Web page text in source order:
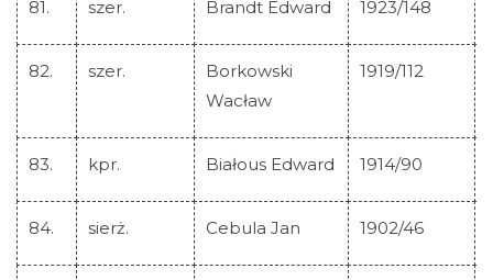
81. szer. Brandt Edward 1923/148
82. szer.
Borkowski
Wacław
1919/112
83. kpr. Białous Edward 1914/90
84. sierż. Cebula Jan 1902/46